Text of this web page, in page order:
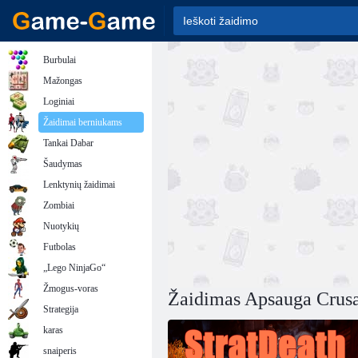
Žaidimas Apsauga
Burbulai
Mažongas
Loginiai
Žaidimai berniukams
Tankai Dabar
Šaudymas
Lenktynių žaidimai
Zombiai
Nuotykių
Futbolas
„Lego NinjaGo“
Žmogus-voras
Strategija
karas
snaiperis